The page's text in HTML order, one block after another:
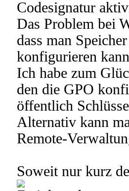
Codesignatur
Das Problem bei
dass man
konfigurieren
Ich habe zum
den die GPO
öffentlich
Alternativ kann
Remote-
Soweit nur kurz